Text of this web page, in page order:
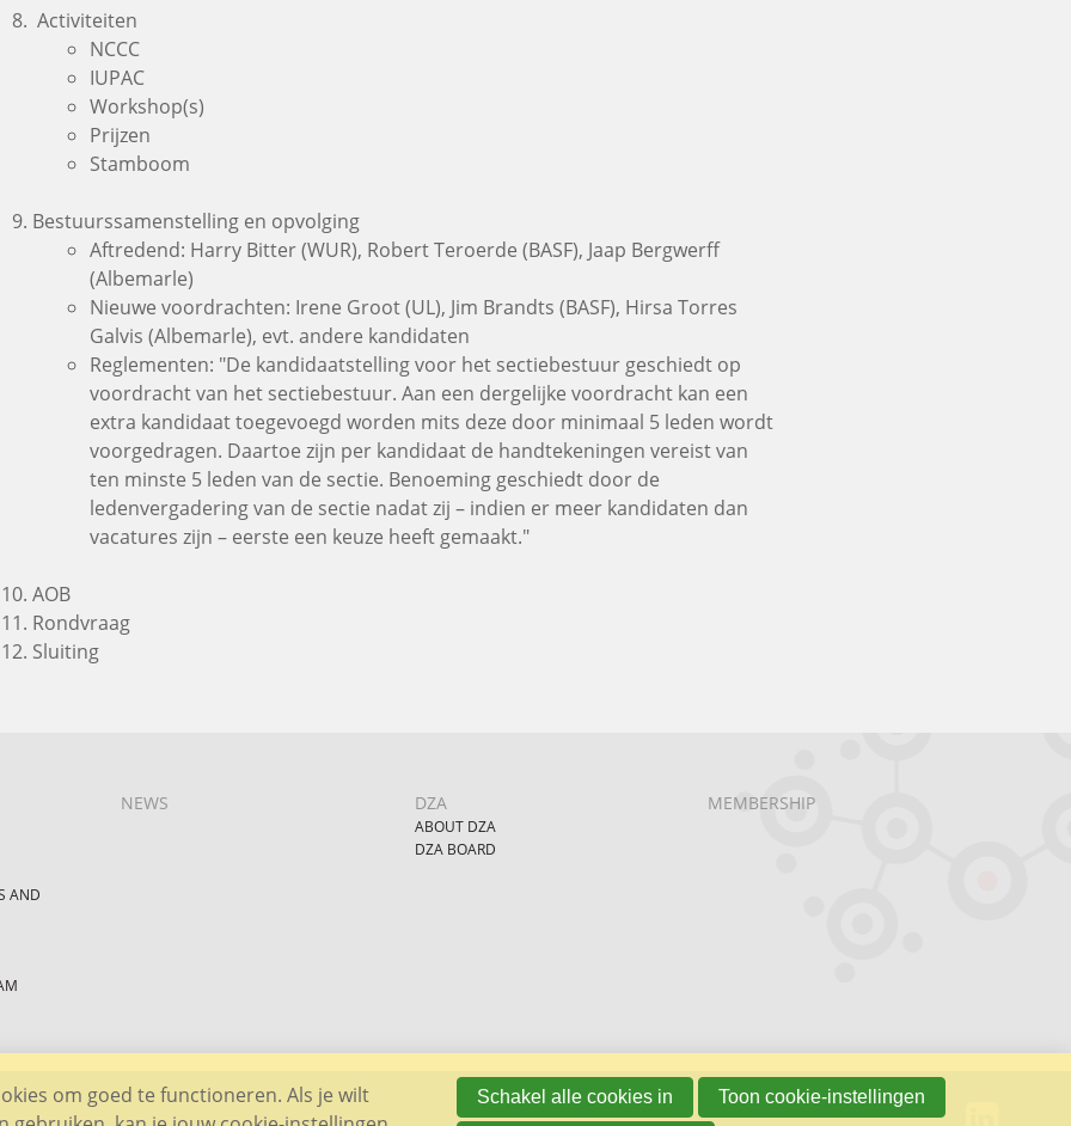
Activiteiten
NCCC
IUPAC
Workshop(s)
Prijzen
Stamboom
Bestuurssamenstelling en opvolging
Aftredend: Harry Bitter (WUR), Robert Teroerde (BASF), Jaap Bergwerff
(Albemarle)
Nieuwe voordrachten: Irene Groot (UL), Jim Brandts (BASF), Hirsa Torres
Galvis (Albemarle), evt. andere kandidaten
Reglementen: "De kandidaatstelling voor het sectiebestuur geschiedt op
voordracht van het sectiebestuur. Aan een dergelijke voordracht kan een
extra kandidaat toegevoegd worden mits deze door minimaal 5 leden wordt
voorgedragen. Daartoe zijn per kandidaat de handtekeningen vereist van
ten minste 5 leden van de sectie. Benoeming geschiedt door de
ledenvergadering van de sectie nadat zij – indien er meer kandidaten dan
vacatures zijn – eerste een keuze heeft gemaakt."
AOB
Rondvraag
Sluiting
AND
NEWS DZA
ABOUT DZA
DZA BOARD
MEMBERSHIP
om goed te functioneren. Als je wilt
Schakel alle cookies in Toon cookie-instellingen